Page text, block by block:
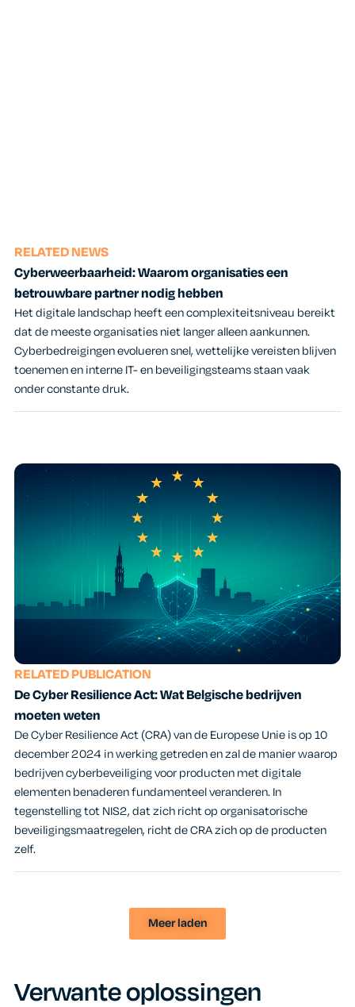
RELATED NEWS
Cyberweerbaarheid: Waarom organisaties een
betrouwbare partner nodig hebben
Het digitale landschap heeft een complexiteitsniveau bereikt
dat de meeste organisaties niet langer alleen aankunnen.
Cyberbedreigingen evolueren snel, wettelijke vereisten blijven
toenemen en interne IT- en beveiligingsteams staan vaak
onder constante druk.
RELATED PUBLICATION
De Cyber Resilience Act: Wat Belgische bedrijven
moeten weten
De Cyber Resilience Act (CRA) van de Europese Unie is op 10
december 2024 in werking getreden en zal de manier waarop
bedrijven cyberbeveiliging voor producten met digitale
elementen benaderen fundamenteel veranderen. In
tegenstelling tot NIS2, dat zich richt op organisatorische
beveiligingsmaatregelen, richt de CRA zich op de producten
zelf.
Meer laden
Verwante oplossingen